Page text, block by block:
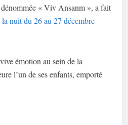
« Viv Ansanm », a fait
nuit du 26 au 27 décembre
émotion au sein de la
l’un de ses enfants, emporté